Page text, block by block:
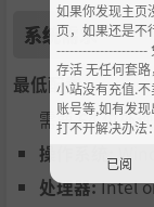
系统需求
最低配置:
需要 64 位处
操作系统:
处理器:Intel
如果你发现主页
页，如果还是不
---------------------
存活 无任何套
小站没有充值.
账号等,如有发
打不开解决办法：
已阅